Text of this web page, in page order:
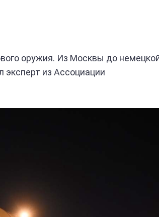
оружия. Из Москвы до
эксперт из Ассоциации